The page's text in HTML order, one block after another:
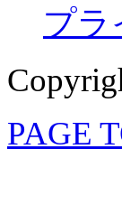
プラ
PAGE